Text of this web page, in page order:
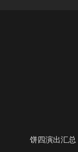
饼四演出汇总